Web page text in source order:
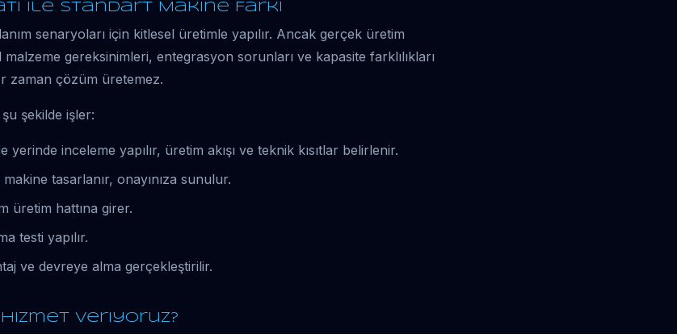
ile Standart Makine Farkı
senaryoları için kitlesel üretimle yapılır. Ancak gerçek üretim
malzeme gereksinimleri, entegrasyon sorunları ve kapasite farklılıkları
zaman çözüm üretemez.
şekilde işler:
yerinde inceleme yapılır, üretim akışı ve teknik kısıtlar belirlenir.
tasarlanır, onayınıza sunulur.
üretim hattına girer.
testi yapılır.
ve devreye alma gerçekleştirilir.
Veriyoruz?